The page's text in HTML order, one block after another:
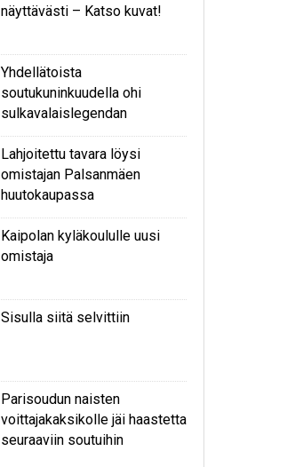
näyttävästi – Katso kuvat!
Yhdellätoista
soutukuninkuudella ohi
sulkavalaislegendan
Lahjoitettu tavara löysi
omistajan Palsanmäen
huutokaupassa
Kaipolan kyläkoululle uusi
omistaja
Sisulla siitä selvittiin
Parisoudun naisten
voittajakaksikolle jäi haastetta
seuraaviin soutuihin